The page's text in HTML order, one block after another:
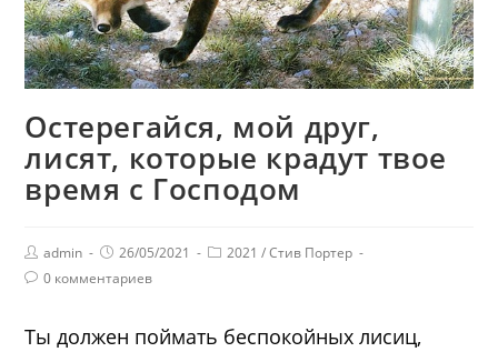
Остерегайся, мой друг,
лисят, которые крадут твое
время с Господом
admin 26/05/2021 2021 / Стив Портер
0 комментариев
Ты должен поймать беспокойных лисиц,